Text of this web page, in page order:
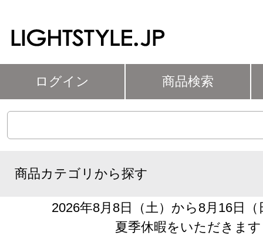
ログイン 商品検索
商品カテゴリから探す
2026年8月8日（土）から8月16日
夏季休暇をいただきます